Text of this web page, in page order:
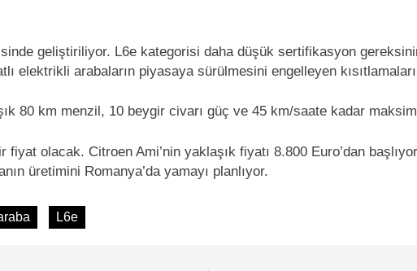
geliştiriliyor. L6e kategorisi daha düşük sertifikasyon
elektrikli arabaların piyasaya sürülmesini engelleyen
80 km menzil, 10 beygir civarı güç ve 45 km/saate kadar
olacak. Citroen Ami’nin yaklaşık fiyatı 8.800 Euro’dan
üretimini Romanya’da yamayı planlıyor.
L6e